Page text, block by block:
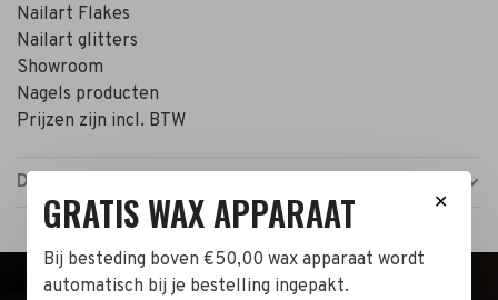
Nailart Flakes
Nailart glitters
Showroom
Nagels producten
Prijzen zijn incl. BTW
Details
✕
GRATIS WAX APPARAAT
Bij besteding boven €50,00 wax apparaat wordt
automatisch bij je bestelling ingepakt.